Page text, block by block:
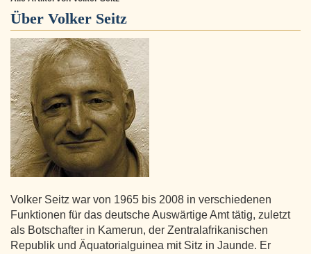
Über Volker Seitz
Volker Seitz war von 1965 bis 2008 in verschiedenen
Funktionen für das deutsche Auswärtige Amt tätig, zuletzt
als Botschafter in Kamerun, der Zentralafrikanischen
Republik und Äquatorialguinea mit Sitz in Jaunde. Er